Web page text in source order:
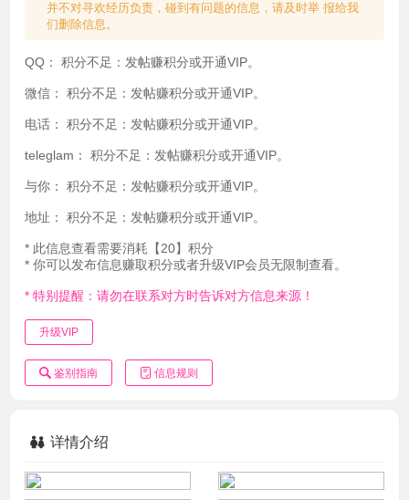
并不对寻欢经历负责，碰到有问题的信息，请及时举 报给我
们删除信息。
QQ： 积分不足：发帖赚积分或开通VIP。
微信： 积分不足：发帖赚积分或开通VIP。
电话： 积分不足：发帖赚积分或开通VIP。
teleglam： 积分不足：发帖赚积分或开通VIP。
与你： 积分不足：发帖赚积分或开通VIP。
地址： 积分不足：发帖赚积分或开通VIP。
* 此信息查看需要消耗【20】积分
* 你可以发布信息赚取积分或者升级VIP会员无限制查看。
* 特别提醒：请勿在联系对方时告诉对方信息来源！
升级VIP
鉴别指南 信息规则
详情介绍